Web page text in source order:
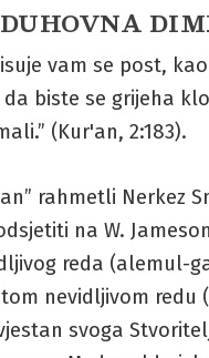
DUHOVNA
vam se post,
biste se grijeha
(Kur'an, 2:183).
rahmetli Nerkez
na W.
reda (alemul-
nevidljivom redu
svoga